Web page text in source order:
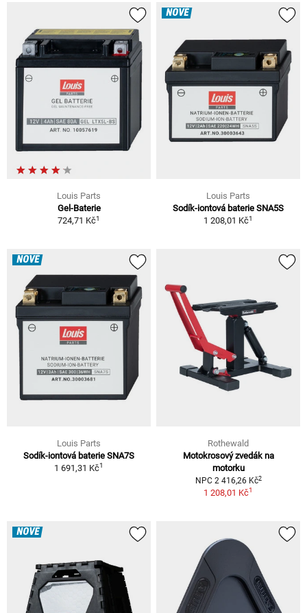
Louis Parts
Gel-Baterie
724,71 Kč1
NOVÉ
Louis Parts
Sodík-iontová baterie SNA5S
1 208,01 Kč1
NOVÉ
Louis Parts
Sodík-iontová baterie SNA7S
1 691,31 Kč1
Rothewald
Motokrosový zvedák na
motorku
NPC 2 416,26 Kč2
1 208,01 Kč1
NOVÉ